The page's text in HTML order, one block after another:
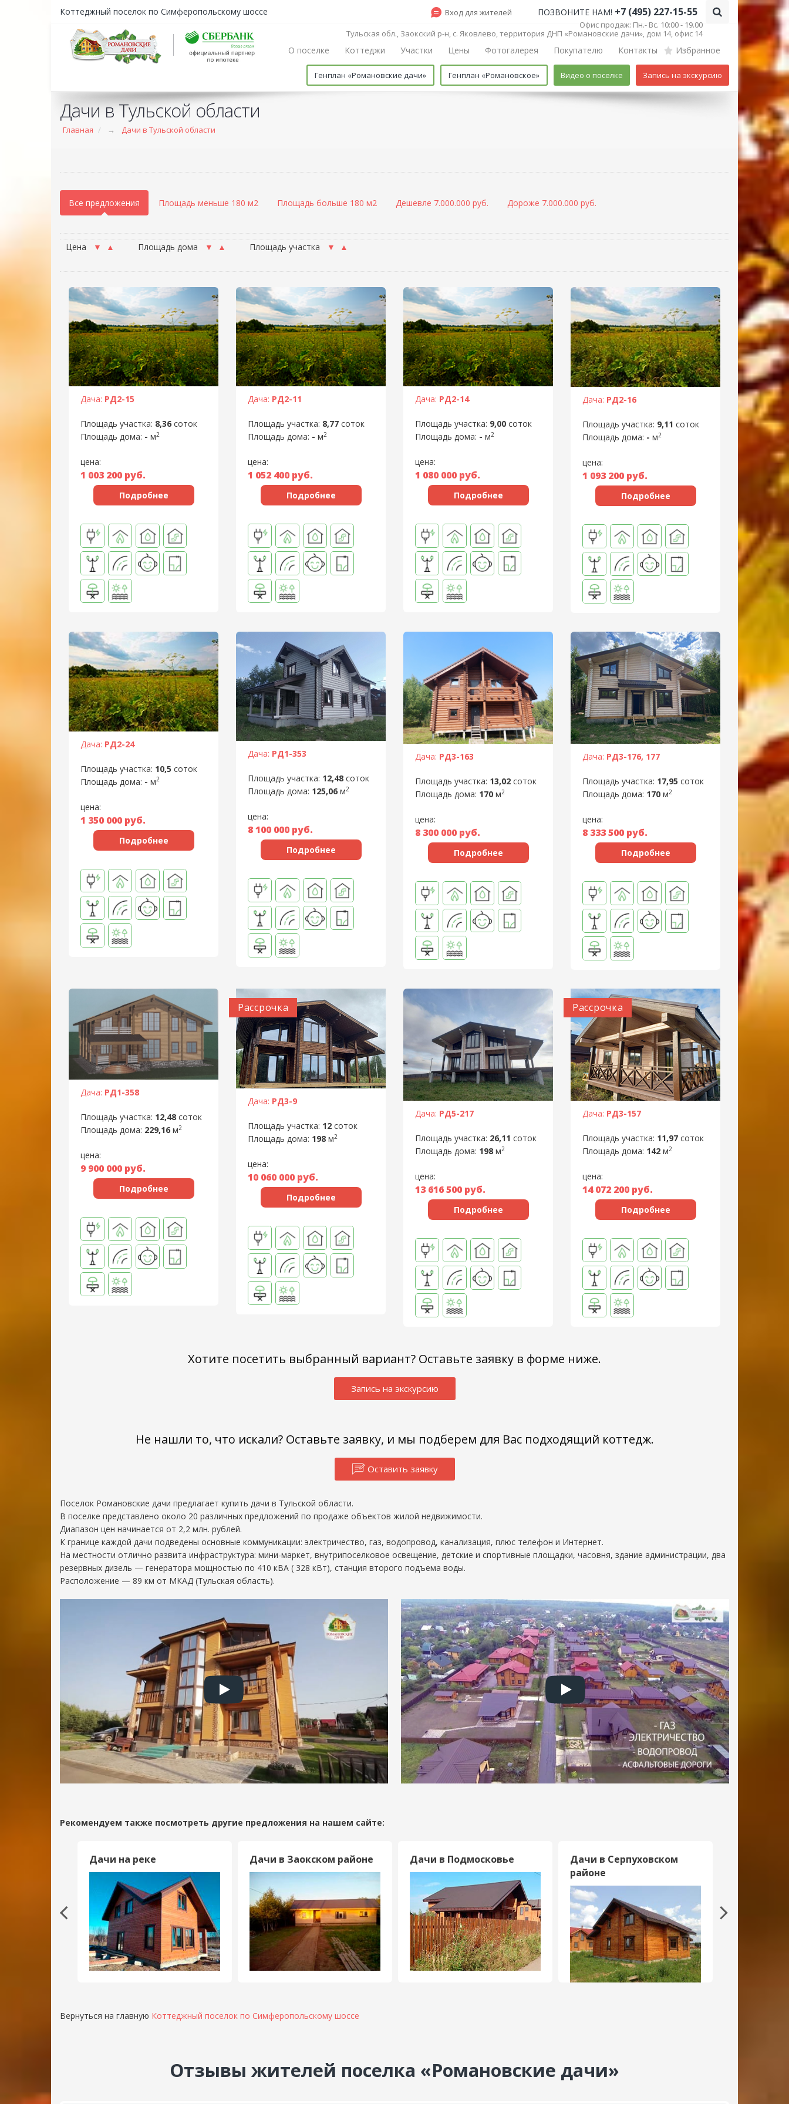
Коттеджный поселок по Симферопольскому шоссе
Офис продаж: Пн.- Вс. 10:00 - 19.00
Тульская обл., Заокский р-н, с. Яковлево, территория ДНП «Романовские дачи», дом 14, офис 14
Вход для жителей ПОЗВОНИТЕ НАМ! +7 (495) 227-15-55
О поселке Коттеджи Участки Цены Фотогалерея Покупателю Контакты Избранное
Генплан «Романовские дачи» Генплан «Романовское» Видео о поселке Запись на экскурсию
Дачи в Тульской области
Главная → Дачи в Тульской области
Все предложения Площадь меньше 180 м2 Площадь больше 180 м2 Дешевле 7.000.000 руб. Дороже 7.000.000 руб.
Цена ▲
▼ Площадь дома ▲
▼ Площадь участка ▲
▼
Дача: РД2-15
Площадь участка: 8,36 соток
Площадь дома: - м2
цена:
1 003 200 руб.
Подробнее
Дача: РД2-11
Площадь участка: 8,77 соток
Площадь дома: - м2
цена:
1 052 400 руб.
Подробнее
Дача: РД2-14
Площадь участка: 9,00 соток
Площадь дома: - м2
цена:
1 080 000 руб.
Подробнее
Дача: РД2-16
Площадь участка: 9,11 соток
Площадь дома: - м2
цена:
1 093 200 руб.
Подробнее
Дача: РД2-24
Площадь участка: 10,5 соток
Площадь дома: - м2
цена:
1 350 000 руб.
Подробнее
Дача: РД1-353
Площадь участка: 12,48 соток
Площадь дома: 125,06 м2
цена:
8 100 000 руб.
Подробнее
Дача: РД3-163
Площадь участка: 13,02 соток
Площадь дома: 170 м2
цена:
8 300 000 руб.
Подробнее
Дача: РД3-176, 177
Площадь участка: 17,95 соток
Площадь дома: 170 м2
цена:
8 333 500 руб.
Подробнее
Дача: РД1-358
Площадь участка: 12,48 соток
Площадь дома: 229,16 м2
цена:
9 900 000 руб.
Подробнее
Рассрочка
Дача: РД3-9
Площадь участка: 12 соток
Площадь дома: 198 м2
цена:
10 060 000 руб.
Подробнее
Дача: РД5-217
Площадь участка: 26,11 соток
Площадь дома: 198 м2
цена:
13 616 500 руб.
Подробнее
Рассрочка
Дача: РД3-157
Площадь участка: 11,97 соток
Площадь дома: 142 м2
цена:
14 072 200 руб.
Подробнее
ДНП
«Романовские
дачи»
301002
Россия,
Тульская
область
Хотите посетить выбранный вариант? Оставьте заявку в форме ниже.
Запись на экскурсию
Не нашли то, что искали? Оставьте заявку, и мы подберем для Вас подходящий коттедж.
Оставить заявку
Поселок Романовские дачи предлагает купить дачи в Тульской области.
В поселке представлено около 20 различных предложений по продаже объектов жилой недвижимости.
Диапазон цен начинается от 2,2 млн. рублей.
К границе каждой дачи подведены основные коммуникации: электричество, газ, водопровод, канализация, плюс телефон и Интернет.
На местности отлично развита инфраструктура: мини-маркет, внутрипоселковое освещение, детские и спортивные площадки, часовня, здание администрации, два
резервных дизель — генератора мощностью по 410 кВА ( 328 кВт), станция второго подъема воды.
Расположение — 89 км от МКАД (Тульская область).
Рекомендуем также посмотреть другие предложения на нашем сайте:
Дачи на реке Дачи в Заокском районе Дачи в Подмосковье
Дачи в Серпуховском
районе
Вернуться на главную Коттеджный поселок по Симферопольскому шоссе
Отзывы жителей поселка «Романовские дачи»